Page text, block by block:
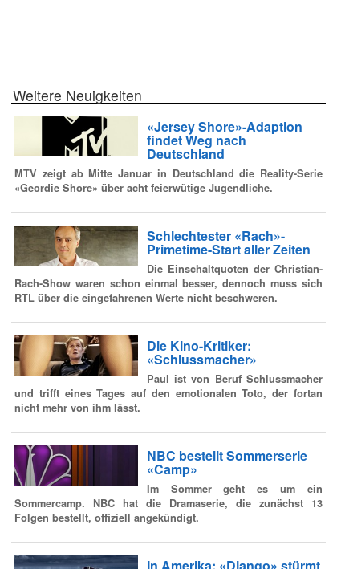
Weitere Neuigkeiten
«Jersey Shore»-Adaption
findet Weg nach
Deutschland
MTV zeigt ab Mitte Januar in Deutschland die Reality-Serie
«Geordie Shore» über acht feierwütige Jugendliche.
Schlechtester «Rach»-
Primetime-Start aller Zeiten
Die Einschaltquoten der Christian-
Rach-Show waren schon einmal besser, dennoch muss sich
RTL über die eingefahrenen Werte nicht beschweren.
Die Kino-Kritiker:
«Schlussmacher»
Paul ist von Beruf Schlussmacher
und trifft eines Tages auf den emotionalen Toto, der fortan
nicht mehr von ihm lässt.
NBC bestellt Sommerserie
«Camp»
Im Sommer geht es um ein
Sommercamp. NBC hat die Dramaserie, die zunächst 13
Folgen bestellt, offiziell angekündigt.